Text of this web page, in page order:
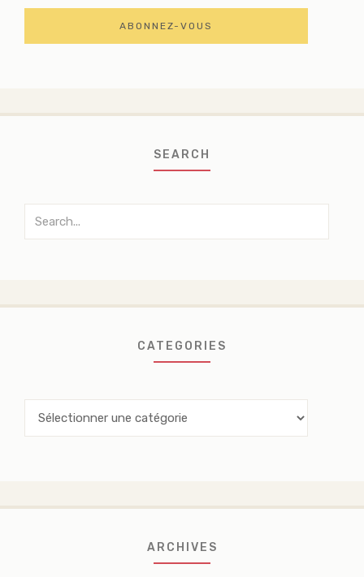
SEARCH
for:
CATEGORIES
ARCHIVES